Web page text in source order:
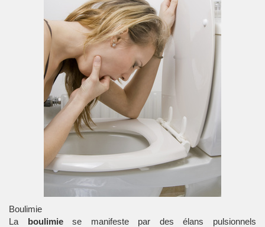
Boulimie
La boulimiese manifeste par des élans pulsionnels